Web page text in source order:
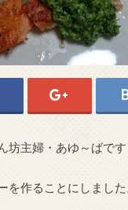
坊主婦・あゆ～ばです
を作ることにしました